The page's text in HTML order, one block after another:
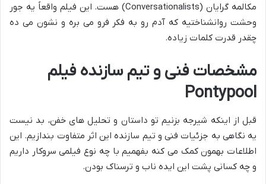
مکالمه گرایان (Conversationalists) هست. این فیلم واقعاً یه جور
وحشت روانشناختیه که آدم رو به فکر فرو می بره و نشون می ده
چقدر قدرت کلمات زیاده.
مشخصات فنی و تیم سازنده فیلم
Pontypool
قبل از اینکه شیرجه بزنیم تو داستان و تحلیل های خفن، بد نیست
یه نگاهی به جزئیات فنی و تیم سازنده این اثر متفاوت بندازیم. این
اطلاعات بهمون کمک می کنه بفهمیم با چه نوع فیلمی سروکار داریم
و چه کسانی پشت این ایده ناب و ترسناک بودن.